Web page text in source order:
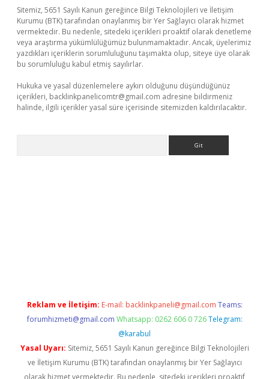
Sitemiz, 5651 Sayılı Kanun gereğince Bilgi Teknolojileri ve İletişim
Kurumu (BTK) tarafından onaylanmış bir Yer Sağlayıcı olarak hizmet
vermektedir. Bu nedenle, sitedeki içerikleri proaktif olarak denetleme
veya araştırma yükümlülüğümüz bulunmamaktadır. Ancak, üyelerimiz
yazdıkları içeriklerin sorumluluğunu taşımakta olup, siteye üye olarak
bu sorumluluğu kabul etmiş sayılırlar.
Hukuka ve yasal düzenlemelere aykırı olduğunu düşündüğünüz
içerikleri, backlinkpanelicomtr@gmail.com adresine bildirmeniz
halinde, ilgili içerikler yasal süre içerisinde sitemizden kaldırılacaktır.
Reklam ve İletişim: E-mail: backlinkpaneli@gmail.com Teams:
forumhizmeti@gmail.com Whatsapp: 0262 606 0 726 Telegram:
@karabul
Yasal Uyarı: Sitemiz, 5651 Sayılı Kanun gereğince Bilgi Teknolojileri
ve İletişim Kurumu (BTK) tarafından onaylanmış bir Yer Sağlayıcı
olarak hizmet vermektedir. Bu nedenle, sitedeki içerikleri proaktif